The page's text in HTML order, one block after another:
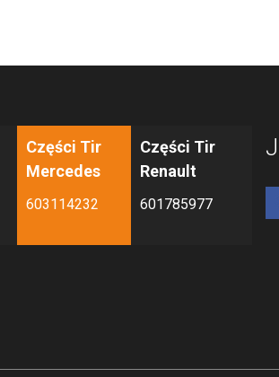
Części Tir
Mercedes
603114232
Części Tir
Renault
601785977